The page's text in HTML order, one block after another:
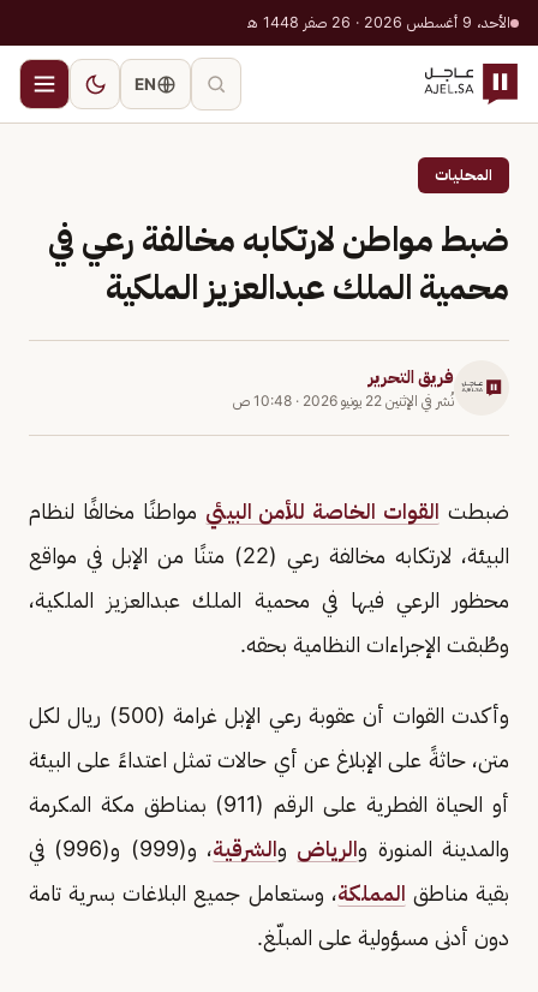
الأحد، 9 أغسطس 2026 · 26 صفر 1448 هـ
EN
المحليات
ضبط مواطن لارتكابه مخالفة رعي في
محمية الملك عبدالعزيز الملكية
فريق التحرير
نُشر في الإثنين 22 يونيو 2026 · 10:48 ص
ضبطت القوات الخاصة للأمن البيئي مواطنًا مخالفًا لنظام
البيئة، لارتكابه مخالفة رعي (22) متنًا من الإبل في مواقع
محظور الرعي فيها في محمية الملك عبدالعزيز الملكية،
وطُبقت الإجراءات النظامية بحقه.
وأكدت القوات أن عقوبة رعي الإبل غرامة (500) ريال لكل
متن، حاثةً على الإبلاغ عن أي حالات تمثل اعتداءً على البيئة
أو الحياة الفطرية على الرقم (911) بمناطق مكة المكرمة
والمدينة المنورة والرياض والشرقية
، و(999) و(996) في
بقية مناطق المملكة، وستعامل جميع البلاغات بسرية تامة
دون أدنى مسؤولية على المبلّغ.